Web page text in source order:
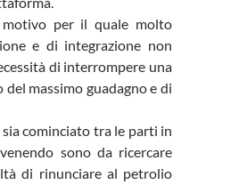
motivo per il quale molto
e di integrazione non
di interrompere una
massimo guadagno e di
sia cominciato tra le parti in
sono da ricercare
di rinunciare al petrolio